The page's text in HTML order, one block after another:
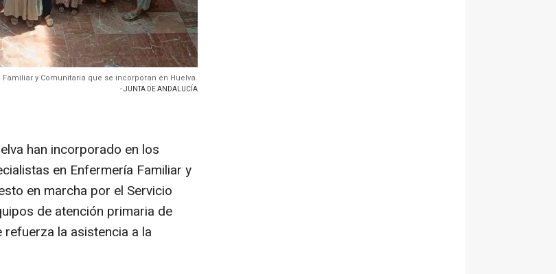
y Comunitaria que se incorporan en Huelva.
- JUNTA DE ANDALUCÍA
han incorporado en los
en Enfermería Familiar y
en marcha por el Servicio
de atención primaria de
la asistencia a la